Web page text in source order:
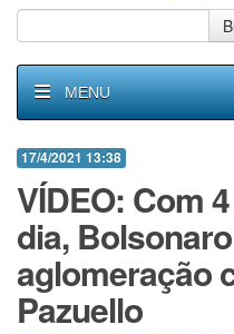
MENU
17/4/2021 13:38
VÍDEO: Com
dia,
aglomeração
Pazuello